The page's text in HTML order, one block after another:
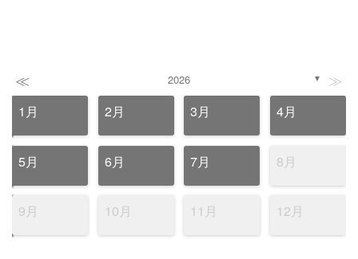
≪ 2026 ▼ ≫
1月 2月 3月 4月
5月 6月 7月 8月
9月 10月 11月 12月